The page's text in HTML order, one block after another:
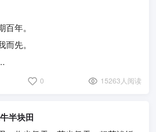
年。
先。
0 15263人阅读
半块田